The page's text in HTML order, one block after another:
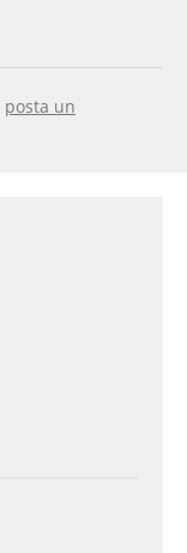
posta un